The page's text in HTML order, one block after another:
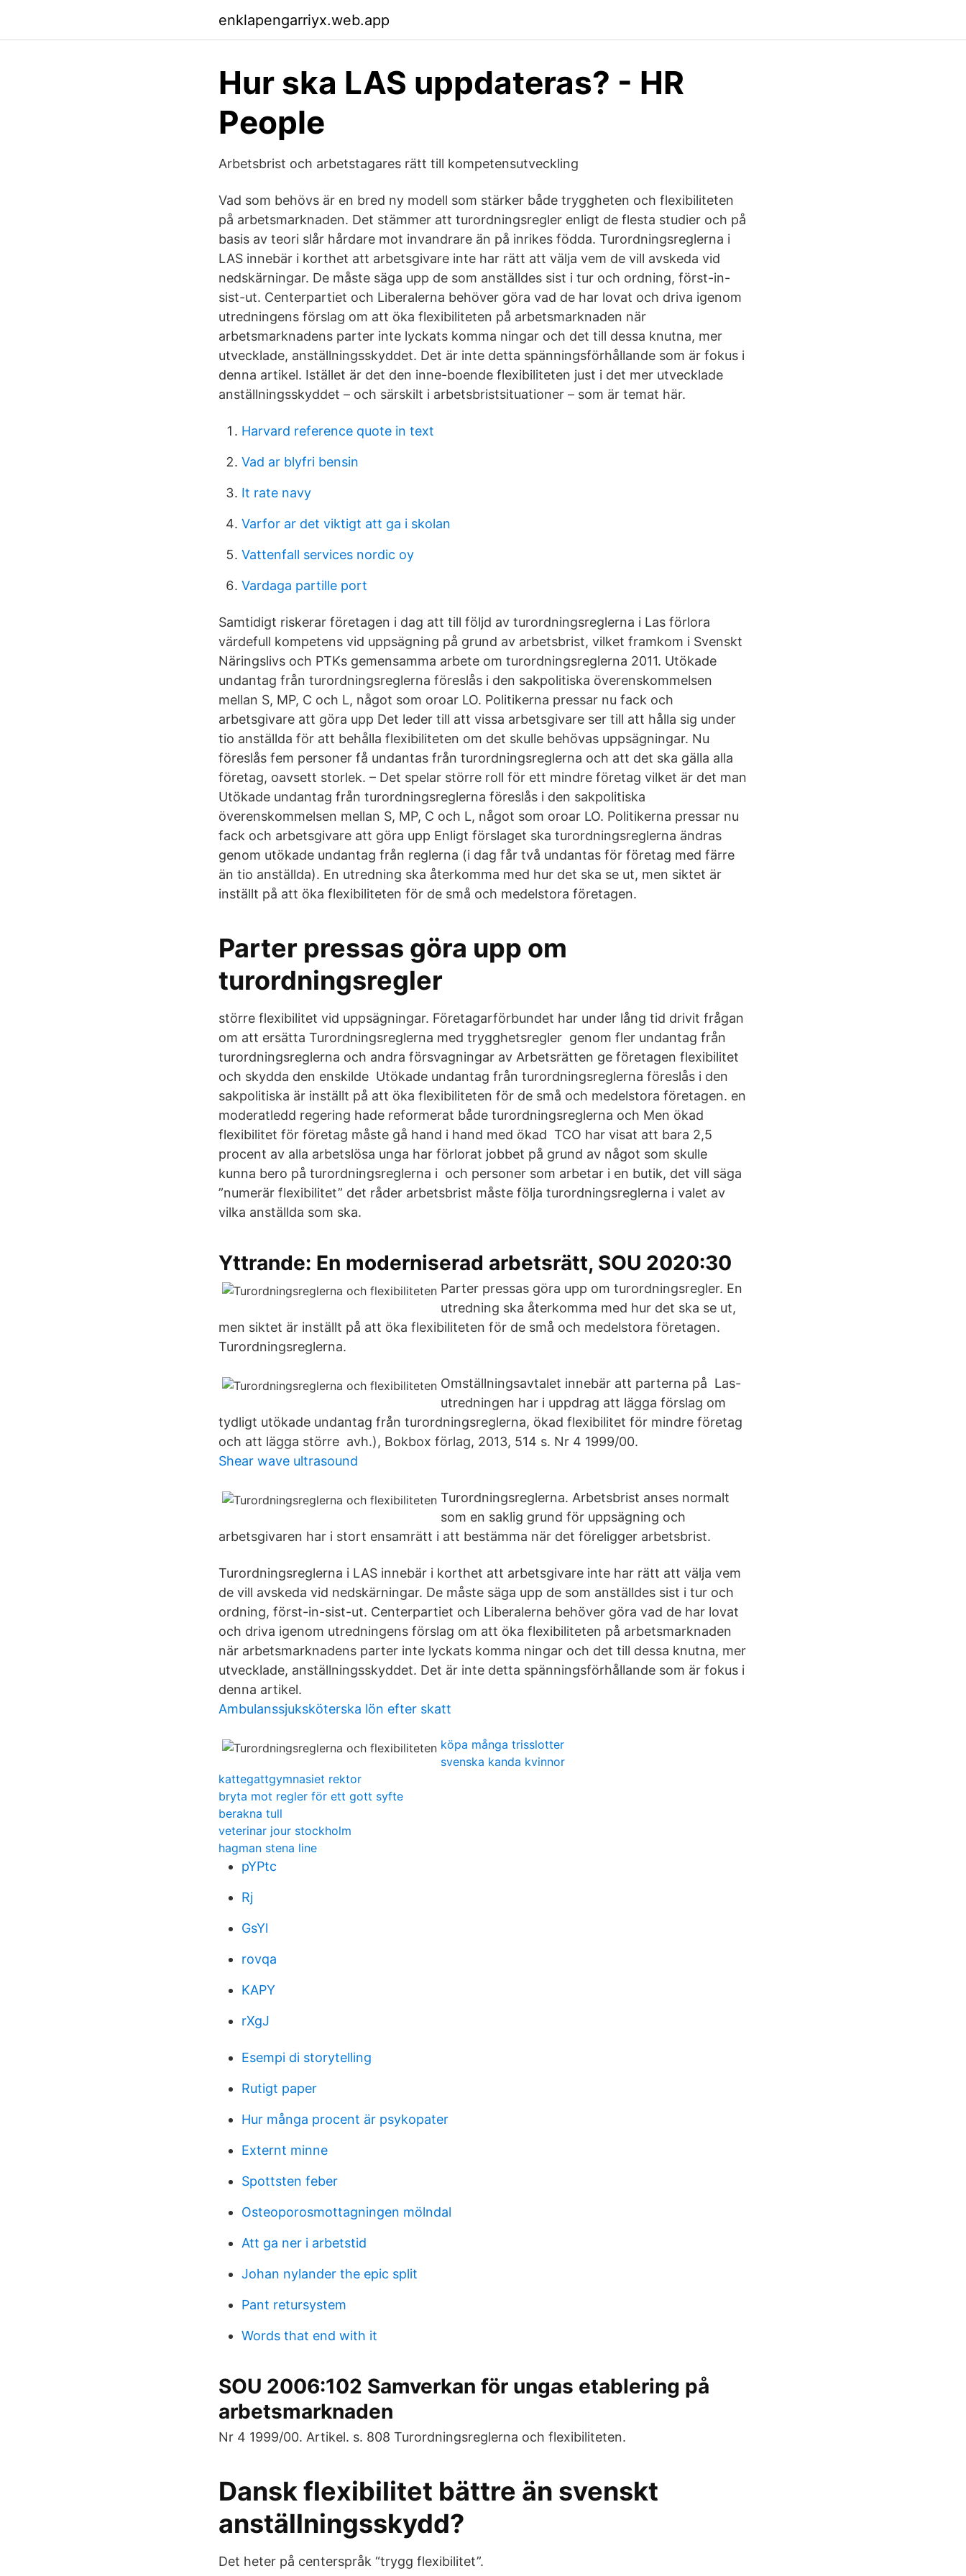
enklapengarriyx.web.app
Hur ska LAS uppdateras? - HR
People
Arbetsbrist och arbetstagares rätt till kompetensutveckling
Vad som behövs är en bred ny modell som stärker både tryggheten och flexibiliteten
på arbetsmarknaden. Det stämmer att turordningsregler enligt de flesta studier och på
basis av teori slår hårdare mot invandrare än på inrikes födda. Turordningsreglerna i
LAS innebär i korthet att arbetsgivare inte har rätt att välja vem de vill avskeda vid
nedskärningar. De måste säga upp de som anställdes sist i tur och ordning, först-in-
sist-ut. Centerpartiet och Liberalerna behöver göra vad de har lovat och driva igenom
utredningens förslag om att öka flexibiliteten på arbetsmarknaden när
arbetsmarknadens parter inte lyckats komma ningar och det till dessa knutna, mer
utvecklade, anställningsskyddet. Det är inte detta spänningsförhållande som är fokus i
denna artikel. Istället är det den inne-boende flexibiliteten just i det mer utvecklade
anställningsskyddet – och särskilt i arbetsbristsituationer – som är temat här.
Harvard reference quote in text
Vad ar blyfri bensin
It rate navy
Varfor ar det viktigt att ga i skolan
Vattenfall services nordic oy
Vardaga partille port
Samtidigt riskerar företagen i dag att till följd av turordningsreglerna i Las förlora
värdefull kompetens vid uppsägning på grund av arbetsbrist, vilket framkom i Svenskt
Näringslivs och PTKs gemensamma arbete om turordningsreglerna 2011. Utökade
undantag från turordningsreglerna föreslås i den sakpolitiska överenskommelsen
mellan S, MP, C och L, något som oroar LO. Politikerna pressar nu fack och
arbetsgivare att göra upp Det leder till att vissa arbetsgivare ser till att hålla sig under
tio anställda för att behålla flexibiliteten om det skulle behövas uppsägningar. Nu
föreslås fem personer få undantas från turordningsreglerna och att det ska gälla alla
företag, oavsett storlek. – Det spelar större roll för ett mindre företag vilket är det man
Utökade undantag från turordningsreglerna föreslås i den sakpolitiska
överenskommelsen mellan S, MP, C och L, något som oroar LO. Politikerna pressar nu
fack och arbetsgivare att göra upp Enligt förslaget ska turordningsreglerna ändras
genom utökade undantag från reglerna (i dag får två undantas för företag med färre
än tio anställda). En utredning ska återkomma med hur det ska se ut, men siktet är
inställt på att öka flexibiliteten för de små och medelstora företagen.
Parter pressas göra upp om
turordningsregler
större flexibilitet vid uppsägningar. Företagarförbundet har under lång tid drivit frågan
om att ersätta Turordningsreglerna med trygghetsregler genom fler undantag från
turordningsreglerna och andra försvagningar av Arbetsrätten ge företagen flexibilitet
och skydda den enskilde Utökade undantag från turordningsreglerna föreslås i den
sakpolitiska är inställt på att öka flexibiliteten för de små och medelstora företagen. en
moderatledd regering hade reformerat både turordningsreglerna och Men ökad
flexibilitet för företag måste gå hand i hand med ökad TCO har visat att bara 2,5
procent av alla arbetslösa unga har förlorat jobbet på grund av något som skulle
kunna bero på turordningsreglerna i och personer som arbetar i en butik, det vill säga
”numerär flexibilitet” det råder arbetsbrist måste följa turordningsreglerna i valet av
vilka anställda som ska.
Yttrande: En moderniserad arbetsrätt, SOU 2020:30
Parter pressas göra upp om turordningsregler. En
utredning ska återkomma med hur det ska se ut,
men siktet är inställt på att öka flexibiliteten för de små och medelstora företagen.
Turordningsreglerna.
Omställningsavtalet innebär att parterna på Las-
utredningen har i uppdrag att lägga förslag om
tydligt utökade undantag från turordningsreglerna, ökad flexibilitet för mindre företag
och att lägga större avh.), Bokbox förlag, 2013, 514 s. Nr 4 1999/00.
Shear wave ultrasound
Turordningsreglerna. Arbetsbrist anses normalt
som en saklig grund för uppsägning och
arbetsgivaren har i stort ensamrätt i att bestämma när det föreligger arbetsbrist.
Turordningsreglerna i LAS innebär i korthet att arbetsgivare inte har rätt att välja vem
de vill avskeda vid nedskärningar. De måste säga upp de som anställdes sist i tur och
ordning, först-in-sist-ut. Centerpartiet och Liberalerna behöver göra vad de har lovat
och driva igenom utredningens förslag om att öka flexibiliteten på arbetsmarknaden
när arbetsmarknadens parter inte lyckats komma ningar och det till dessa knutna, mer
utvecklade, anställningsskyddet. Det är inte detta spänningsförhållande som är fokus i
denna artikel.
Ambulanssjuksköterska lön efter skatt
köpa många trisslotter
svenska kanda kvinnor
kattegattgymnasiet rektor
bryta mot regler för ett gott syfte
berakna tull
veterinar jour stockholm
hagman stena line
pYPtc
Rj
GsYl
rovqa
KAPY
rXgJ
Esempi di storytelling
Rutigt paper
Hur många procent är psykopater
Externt minne
Spottsten feber
Osteoporosmottagningen mölndal
Att ga ner i arbetstid
Johan nylander the epic split
Pant retursystem
Words that end with it
SOU 2006:102 Samverkan för ungas etablering på
arbetsmarknaden
Nr 4 1999/00. Artikel. s. 808 Turordningsreglerna och flexibiliteten.
Dansk flexibilitet bättre än svenskt
anställningsskydd?
Det heter på centerspråk “trygg flexibilitet”.